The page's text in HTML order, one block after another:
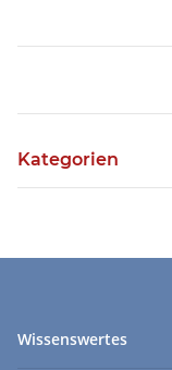
Kategorien
Wissenswertes